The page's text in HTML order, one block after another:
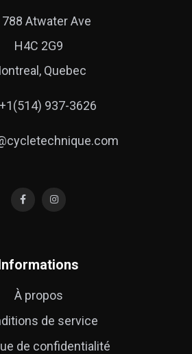
788 Atwater Ave
H4C 2G9
Quebec
+1(514) 937-3626
Informations
À propos
de service
de confidentialité